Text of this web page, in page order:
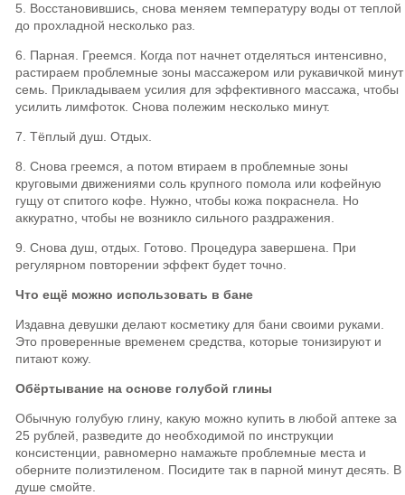
5. Восстановившись, снова меняем температуру воды от теплой
до прохладной несколько раз.
6. Парная. Греемся. Когда пот начнет отделяться интенсивно,
растираем проблемные зоны массажером или рукавичкой минут
семь. Прикладываем усилия для эффективного массажа, чтобы
усилить лимфоток. Снова полежим несколько минут.
7. Тёплый душ. Отдых.
8. Снова греемся, а потом втираем в проблемные зоны
круговыми движениями соль крупного помола или кофейную
гущу от спитого кофе. Нужно, чтобы кожа покраснела. Но
аккуратно, чтобы не возникло сильного раздражения.
9. Снова душ, отдых. Готово. Процедура завершена. При
регулярном повторении эффект будет точно.
Что ещё можно использовать в бане
Издавна девушки делают косметику для бани своими руками.
Это проверенные временем средства, которые тонизируют и
питают кожу.
Обёртывание на основе голубой глины
Обычную голубую глину, какую можно купить в любой аптеке за
25 рублей, разведите до необходимой по инструкции
консистенции, равномерно намажьте проблемные места и
оберните полиэтиленом. Посидите так в парной минут десять. В
душе смойте.